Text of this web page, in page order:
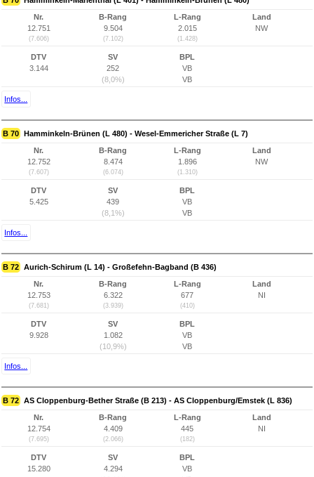
Nr.
12.751
(7.606)
B-Rang
9.504
(7.102)
L-Rang
2.015
(1.428)
Land
NW
DTV
3.144
SV
252
(8,0%)
BPL
VB
VB
Infos...
B 70 Hamminkeln-Brünen (L 480) - Wesel-Emmericher Straße (L 7)
Nr.
12.752
(7.607)
B-Rang
8.474
(6.074)
L-Rang
1.896
(1.310)
Land
NW
DTV
5.425
SV
439
(8,1%)
BPL
VB
VB
Infos...
B 72 Aurich-Schirum (L 14) - Großefehn-Bagband (B 436)
Nr.
12.753
(7.681)
B-Rang
6.322
(3.939)
L-Rang
677
(410)
Land
NI
DTV
9.928
SV
1.082
(10,9%)
BPL
VB
VB
Infos...
B 72 AS Cloppenburg-Bether Straße (B 213) - AS Cloppenburg/Emstek (L 836)
Nr.
12.754
(7.695)
B-Rang
4.409
(2.066)
L-Rang
445
(182)
Land
NI
DTV
15.280
SV
4.294
BPL
VB